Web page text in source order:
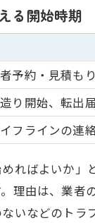
る開始時期
予約・見積も
り開始、転出
フラインの連
めればよいか
理由は、業者
いなどのトラ